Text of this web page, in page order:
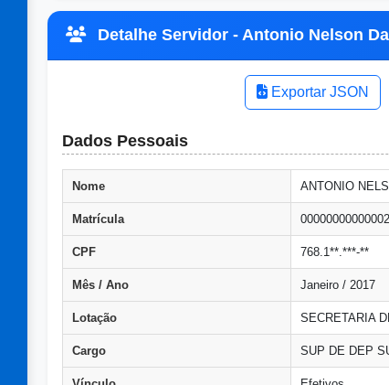
Detalhe Servidor - Antonio Nelson
Exportar JSON
Dados Pessoais
Nome ANTONIO
Matrícula
CPF 768.1**.***-**
Mês / Ano Janeiro / 2017
Lotação SECRETARIA
Cargo SUP DE DEP